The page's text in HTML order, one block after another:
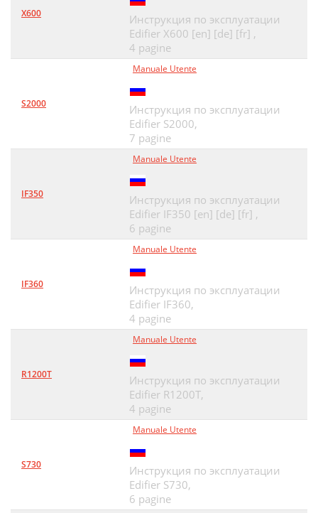
X600
Инструкция по эксплуатации
Edifier X600 [en] [de] [fr] ,
4 pagine
S2000
Manuale Utente
Инструкция по эксплуатации
Edifier S2000,
7 pagine
IF350
Manuale Utente
Инструкция по эксплуатации
Edifier IF350 [en] [de] [fr] ,
6 pagine
IF360
Manuale Utente
Инструкция по эксплуатации
Edifier IF360,
4 pagine
R1200T
Manuale Utente
Инструкция по эксплуатации
Edifier R1200T,
4 pagine
S730
Manuale Utente
Инструкция по эксплуатации
Edifier S730,
6 pagine